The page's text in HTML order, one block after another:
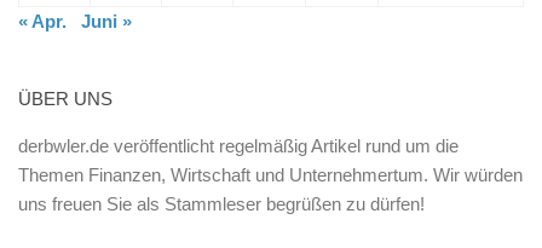
« Apr.
Juni »
ÜBER UNS
derbwler.de veröffentlicht regelmäßig Artikel rund um die
Themen Finanzen, Wirtschaft und Unternehmertum. Wir würden
uns freuen Sie als Stammleser begrüßen zu dürfen!